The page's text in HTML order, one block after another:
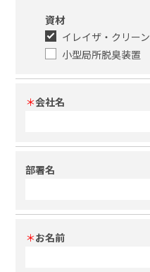
資材
イレイザ・クリーン
小型局所脱臭装置
＊会社名
部署名
＊お名前